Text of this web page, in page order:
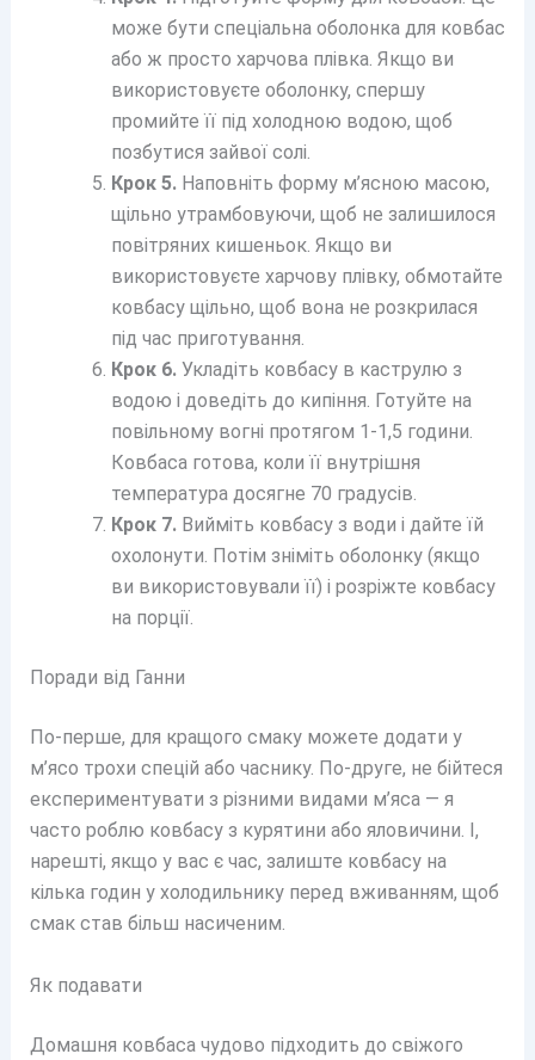
може бути спеціальна оболонка для ковбас
або ж просто харчова плівка. Якщо ви
використовуєте оболонку, спершу
промийте її під холодною водою, щоб
позбутися зайвої солі.
Крок 5.Наповніть форму м’ясною масою,
щільно утрамбовуючи, щоб не залишилося
повітряних кишеньок. Якщо ви
використовуєте харчову плівку, обмотайте
ковбасу щільно, щоб вона не розкрилася
під час приготування.
Крок 6.Укладіть ковбасу в каструлю з
водою і доведіть до кипіння. Готуйте на
повільному вогні протягом 1-1,5 години.
Ковбаса готова, коли її внутрішня
температура досягне 70 градусів.
Крок 7.Вийміть ковбасу з води і дайте їй
охолонути. Потім зніміть оболонку (якщо
ви використовували її) і розріжте ковбасу
на порції.
Поради від Ганни
По-перше, для кращого смаку можете додати у
м’ясо трохи спецій або часнику. По-друге, не бійтеся
експериментувати з різними видами м’яса — я
часто роблю ковбасу з курятини або яловичини. І,
нарешті, якщо у вас є час, залиште ковбасу на
кілька годин у холодильнику перед вживанням, щоб
смак став більш насиченим.
Як подавати
Домашня ковбаса чудово підходить до свіжого